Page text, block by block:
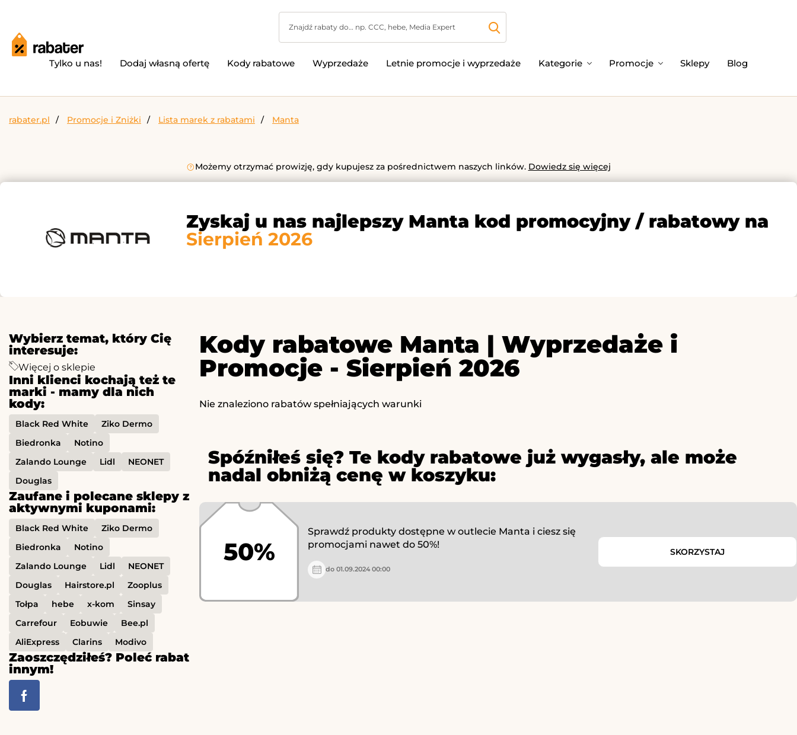
Tylko u nas! Dodaj własną ofertę Kody rabatowe Wyprzedaże Letnie promocje i wyprzedaże Kategorie Promocje Sklepy Blog
rabater.pl Promocje i Zniżki Lista marek z rabatami Manta
Możemy otrzymać prowizję, gdy kupujesz za pośrednictwem naszych linków. Dowiedz się więcej
Zyskaj u nas najlepszy Manta kod promocyjny / rabatowy na
Sierpień 2026
Wybierz temat, który Cię
interesuje:
Więcej o sklepie
Inni klienci kochają też te
marki - mamy dla nich
kody:
Black Red White
Ziko Dermo
Biedronka
Notino
Zalando Lounge
Lidl
NEONET
Douglas
Zaufane i polecane sklepy z
aktywnymi kuponami:
Black Red White
Ziko Dermo
Biedronka
Notino
Zalando Lounge
Lidl
NEONET
Douglas
Hairstore.pl
Zooplus
Tołpa
hebe x-kom
Sinsay
Carrefour
Eobuwie
Bee.pl
AliExpress
Clarins Modivo
Zaoszczędziłeś? Poleć rabat
innym!
Kody rabatowe Manta | Wyprzedaże i
Promocje - Sierpień 2026
Nie znaleziono rabatów spełniających warunki
Spóźniłeś się? Te kody rabatowe już wygasły, ale może
nadal obniżą cenę w koszyku:
50%
Sprawdź produkty dostępne w outlecie Manta i ciesz się
promocjami nawet do 50%!
do 01.09.2024 00:00
SKORZYSTAJ